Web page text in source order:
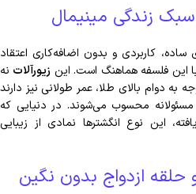
زندگی مینیمال
کاربردی و بدون اضافه‌کاری اعتقاد
این فلسفه هماهنگ است. این زیورآلات نه
به دوام بالای طلا، عمر طولانی نیز دارند
مسئولانه محسوب می‌شوند. در دنیایی که
این نوع انگشترها نمادی از زیبایی
ازدواج بدون نگین